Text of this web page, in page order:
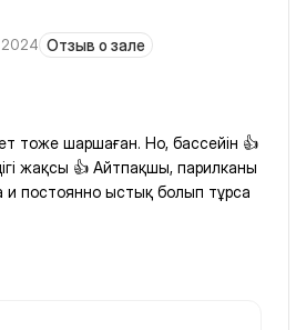
2024 Отзыв о зале
тоже шаршаған. Но, бассейін 👍
жақсы 👍 Айтпақшы, парилканы
и постоянно ыстық болып тұрса